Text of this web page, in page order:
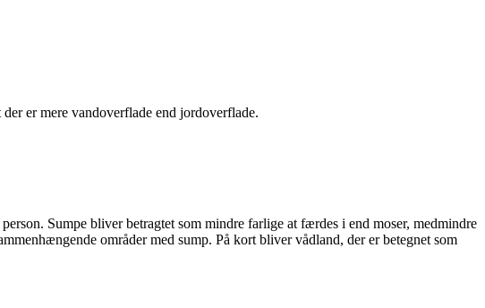
er mere vandoverflade end jordoverflade.
Sumpe bliver betragtet som mindre farlige at færdes i end moser, medmindre
områder med sump. På kort bliver vådland, der er betegnet som